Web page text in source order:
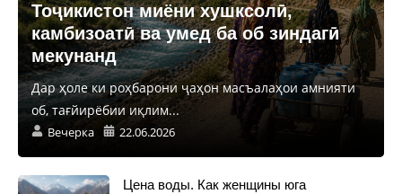
Тоҷикистон миёни хушксолӣ,
камбизоатӣ ва умед ба об зиндагӣ
мекунанд
Дар ҳоле ки роҳбарони ҷаҳон масъалаҳои амнияти
об, тағйирёбии иқлим...
Вечерка 22.06.2026
Цена воды. Как женщины юга